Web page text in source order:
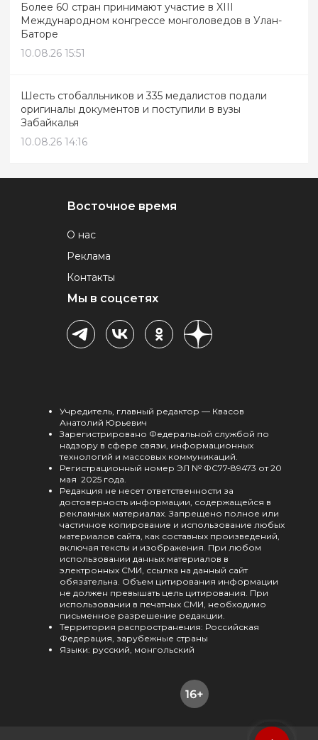
Более 60 стран принимают участие в XIII
Международном конгрессе монголоведов в Улан-
Баторе
10.08.26 15:51
Шесть стобалльников и 335 медалистов подали
оригиналы документов и поступили в вузы
Забайкалья
10.08.26 14:16
Восточное время
О нас
Реклама
Контакты
Мы в соцсетях
Учредитель, главный редактор — Квасов
Анатолий Юрьевич
Зарегистрировано Федеральной службой по
надзору в сфере связи, информационных
технологий и массовых коммуникаций.
Регистрационный номер ЭЛ № ФС77-89473 от 20
мая 2025 года.
Редакция не несет ответственности за
достоверность информации, содержащейся в
рекламных материалах. Запрещено полное или
частичное копирование и использование любых
материалов сайта, как составных произведений,
включая тексты и изображения. При любом
использовании данных материалов в
электронных СМИ, ссылка на данный сайт
обязательна. Объем цитирования информации
не должен превышать цель цитирования. При
использовании в печатных СМИ, необходимо
письменное разрешение редакции.
Территория распространения: Российская
Федерация, зарубежные страны
Языки: русский, монгольский